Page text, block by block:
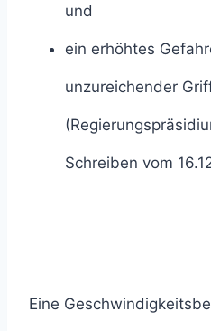
und
ein erhöhtes
unzureichender
Schreiben vom
Eine